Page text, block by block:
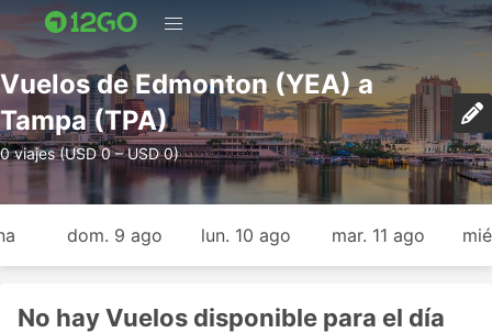
Vuelos de Edmonton (YEA) a
Tampa (TPA)
0 viajes (USD 0 – USD 0)
dom. 9 ago lun. 10 ago mar. 11 ago
No hay Vuelos disponible para el día